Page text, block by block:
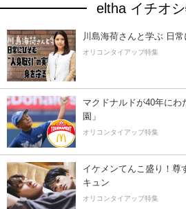
eltha イチオ
川島海荷さんと学ぶ 日
オリコンタイアップ特集
マクドナルドが40年に
園」
オリコンタイアップ特集
イケメンてんこ盛り！尊
キュン
オリコンタイアップ特集